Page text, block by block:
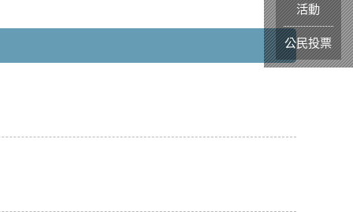
活動
公民投票